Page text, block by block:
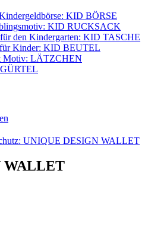
KID BÖRSE
KID RUCKSACK
den Kindergarten: KID TASCHE
Kinder: KID BEUTEL
Motiv: LÄTZCHEN
UNIQUE DESIGN WALLET
WALLET